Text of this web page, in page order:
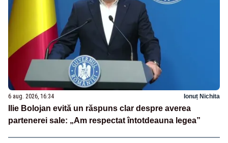
6 aug. 2026, 16:34 Ionuț Nichita
Ilie Bolojan evită un răspuns clar despre averea
partenerei sale: „Am respectat întotdeauna legea”